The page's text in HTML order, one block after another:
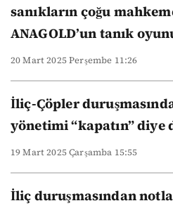
sanıkların çoğu
ANAGOLD’un tanık
20 Mart 2025 Perşembe 11:26
İliç-Çöpler
yönetimi “kapatın” diye
19 Mart 2025 Çarşamba 15:55
İliç duruşmasından